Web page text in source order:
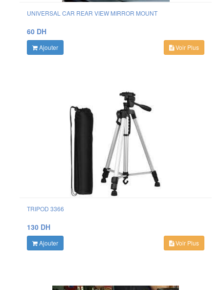
UNIVERSAL CAR REAR VIEW MIRROR MOUNT
60 DH
Ajouter Voir Plus
TRIPOD 3366
130 DH
Ajouter Voir Plus